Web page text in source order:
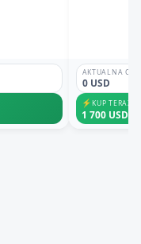
AKTUALNA
0 USD
⚡KUP TERAZ
1 700 USD